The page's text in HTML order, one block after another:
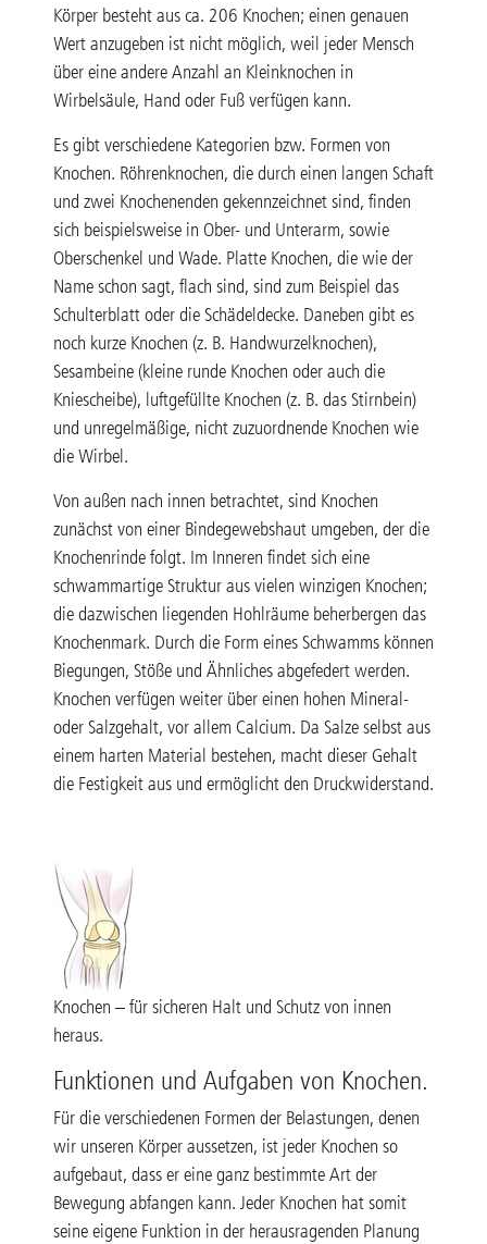
Körper besteht aus ca. 206 Knochen; einen genauen
Wert anzugeben ist nicht möglich, weil jeder Mensch
über eine andere Anzahl an Kleinknochen in
Wirbelsäule, Hand oder Fuß verfügen kann.
Es gibt verschiedene Kategorien bzw. Formen von
Knochen. Röhrenknochen, die durch einen langen Schaft
und zwei Knochenenden gekennzeichnet sind, finden
sich beispielsweise in Ober- und Unterarm, sowie
Oberschenkel und Wade. Platte Knochen, die wie der
Name schon sagt, flach sind, sind zum Beispiel das
Schulterblatt oder die Schädeldecke. Daneben gibt es
noch kurze Knochen (z. B. Handwurzelknochen),
Sesambeine (kleine runde Knochen oder auch die
Kniescheibe), luftgefüllte Knochen (z. B. das Stirnbein)
und unregelmäßige, nicht zuzuordnende Knochen wie
die Wirbel.
Von außen nach innen betrachtet, sind Knochen
zunächst von einer Bindegewebshaut umgeben, der die
Knochenrinde folgt. Im Inneren findet sich eine
schwammartige Struktur aus vielen winzigen Knochen;
die dazwischen liegenden Hohlräume beherbergen das
Knochenmark. Durch die Form eines Schwamms können
Biegungen, Stöße und Ähnliches abgefedert werden.
Knochen verfügen weiter über einen hohen Mineral-
oder Salzgehalt, vor allem Calcium. Da Salze selbst aus
einem harten Material bestehen, macht dieser Gehalt
die Festigkeit aus und ermöglicht den Druckwiderstand.
Knochen – für sicheren Halt und Schutz von innen
heraus.
Funktionen und Aufgaben von Knochen.
Für die verschiedenen Formen der Belastungen, denen
wir unseren Körper aussetzen, ist jeder Knochen so
aufgebaut, dass er eine ganz bestimmte Art der
Bewegung abfangen kann. Jeder Knochen hat somit
seine eigene Funktion in der herausragenden Planung